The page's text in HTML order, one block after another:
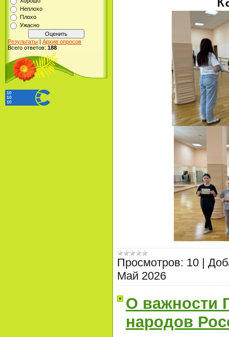
Неплохо
Плохо
Ужасно
Результаты | Архив опросов
Всего ответов: 188
Просмотров: 10 |
Май 2026
О важности
народов